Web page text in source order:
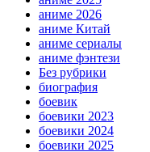
аниме 2026
аниме Китай
аниме сериалы
аниме фэнтези
Без рубрики
биография
боевик
боевики 2023
боевики 2024
боевики 2025